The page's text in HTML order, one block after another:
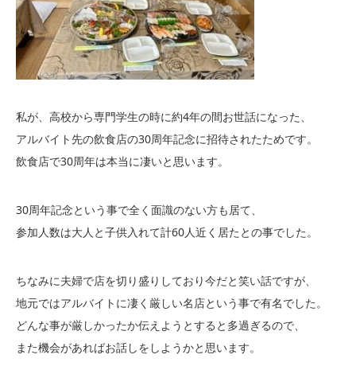
私が、高校から専門学生の時に約4年の間お世話になった、
アルバイト先の飲食店の30周年記念に招待されたためです。
飲食店で30周年は本当に凄いと思います。
30周年記念という事で全く面識のない方も居て、
参加人数は大人と子供入れて計60人近く居たとの事でした。
ちなみに夫婦で店を切り盛りしており今だと笑い話ですが、
地元ではアルバイトに凄く厳しい名店という事で有名でした。
どんな事が厳しかったか伝えようとすると多過ぎるので、
また機会があればお話しをしようかと思います。